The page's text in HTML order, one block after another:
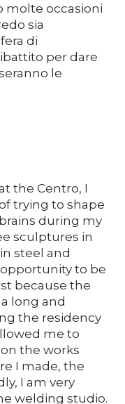
molte occasioni
sia
di
per dare
le
the Centro, I
trying to shape
during my
sculptures in
steel and
to be
because the
long and
the residency
me to
the works
I made, the
I am very
welding studio.